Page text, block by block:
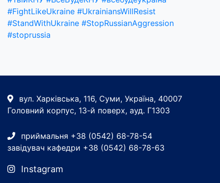
#FightLikeUkraine #UkrainiansWillResist
#StandWithUkraine #StopRussianAggression
#stoprussia
вул. Харківська, 116, Суми, Україна, 40007
Головний корпус, 13-й поверх, ауд. Г1303
приймальня +38 (0542) 68-78-54
завідувач кафедри +38 (0542) 68-78-63
Instagram